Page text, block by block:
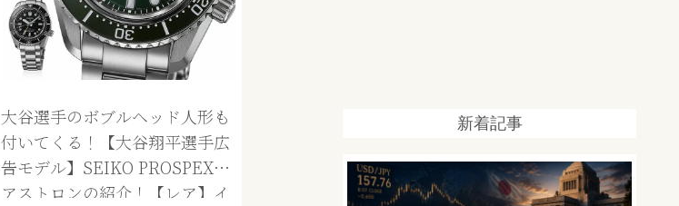
大谷選手のボブルヘッド人形も
付いてくる！【大谷翔平選手広
告モデル】SEIKO PROSPEXと
アストロンの紹介！【レア】イ
新着記事